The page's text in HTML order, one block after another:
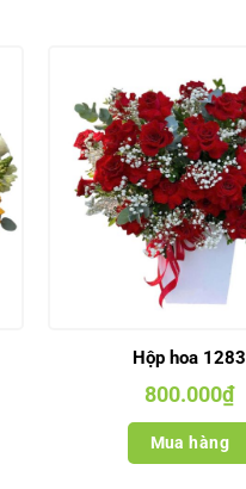
Hộp hoa 1283
800.000₫
Mua hàng